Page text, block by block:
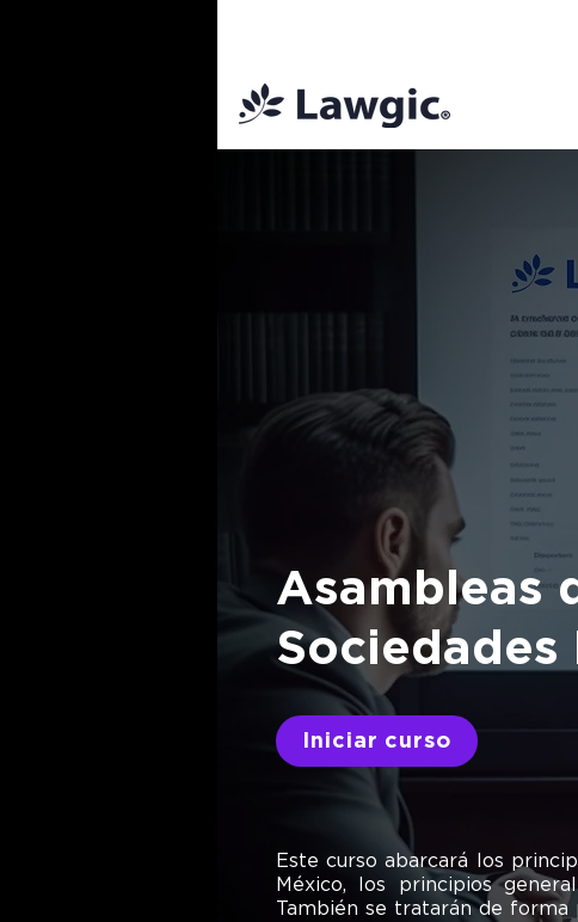
Este curso abarcará los
México, los principios
También se tratarán de forma
Iniciar curso
Asambleas
Sociedades